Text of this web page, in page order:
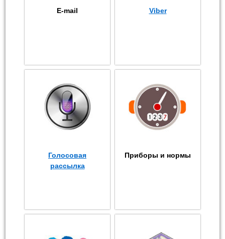
E-mail Viber
Голосовая
рассылка
Приборы и нормы